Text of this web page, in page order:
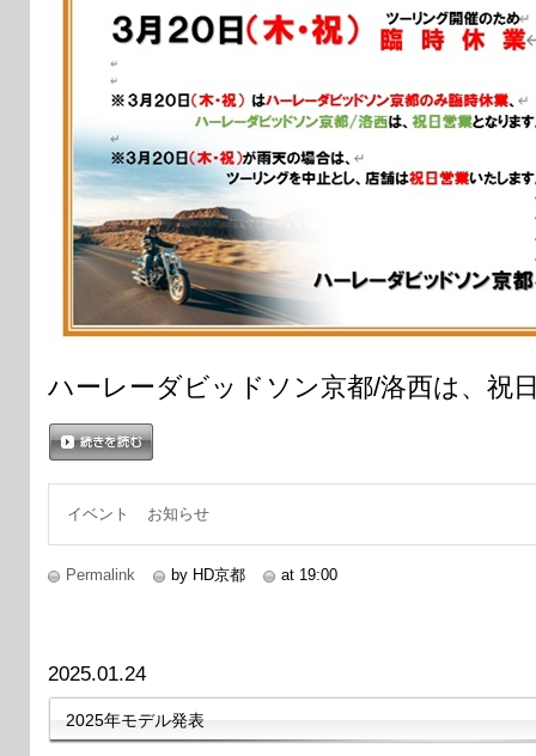
ハーレーダビッドソン京都/洛西は、祝
イベント お知らせ
Permalink by HD京都 at 19:00
2025.01.24
2025年モデル発表